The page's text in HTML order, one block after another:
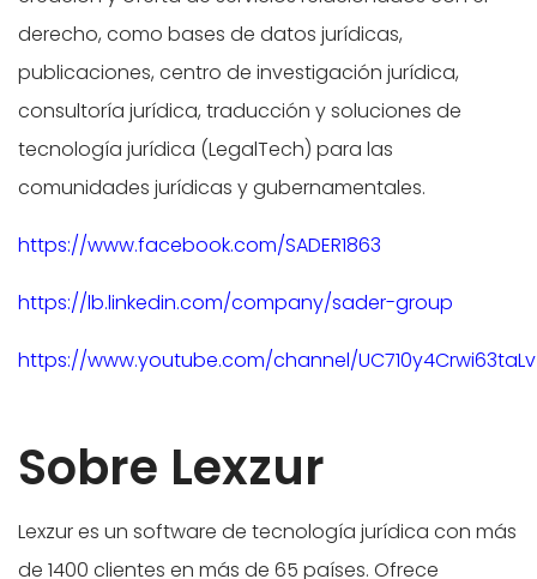
derecho, como bases de datos jurídicas,
publicaciones, centro de investigación jurídica,
consultoría jurídica, traducción y soluciones de
tecnología jurídica (LegalTech) para las
comunidades jurídicas y gubernamentales.
https://www.facebook.com/SADER1863
https://lb.linkedin.com/company/sader-group
https://www.youtube.com/channel/
Sobre Lexzur
Lexzur es un software de tecnología jurídica con más
de 1400 clientes en más de 65 países. Ofrece